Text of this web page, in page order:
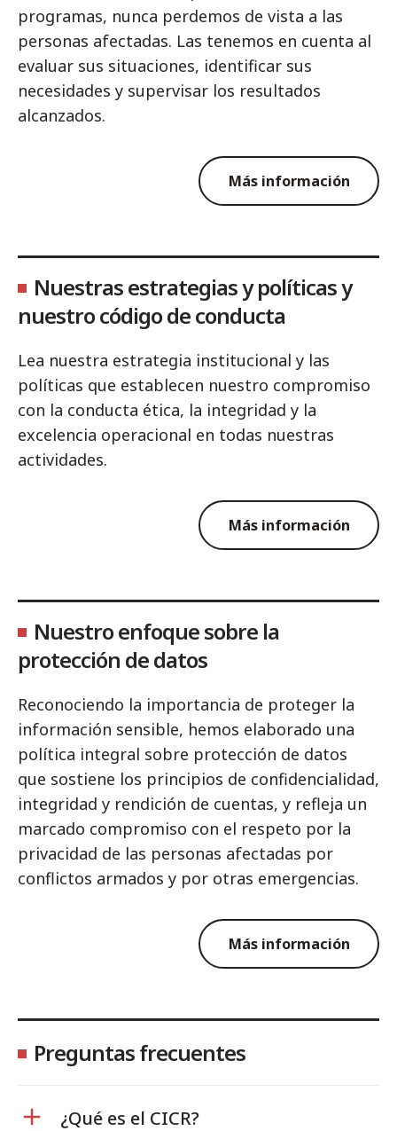
programas, nunca perdemos de vista a las
personas afectadas. Las tenemos en cuenta al
evaluar sus situaciones, identificar sus
necesidades y supervisar los resultados
alcanzados.
Más información
Nuestras estrategias y políticas y
nuestro código de conducta
Lea nuestra estrategia institucional y las
políticas que establecen nuestro compromiso
con la conducta ética, la integridad y la
excelencia operacional en todas nuestras
actividades.
Más información
Nuestro enfoque sobre la
protección de datos
Reconociendo la importancia de proteger la
información sensible, hemos elaborado una
política integral sobre protección de datos
que sostiene los principios de confidencialidad,
integridad y rendición de cuentas, y refleja un
marcado compromiso con el respeto por la
privacidad de las personas afectadas por
conflictos armados y por otras emergencias.
Más información
Preguntas frecuentes
¿Qué es el CICR?